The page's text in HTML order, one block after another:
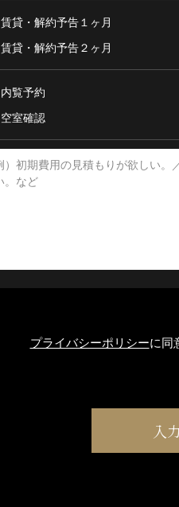
賃貸・解約予告１ヶ月
賃貸・解約予告２ヶ月
内覧予約
空室確認
プライバシーポリシーに同